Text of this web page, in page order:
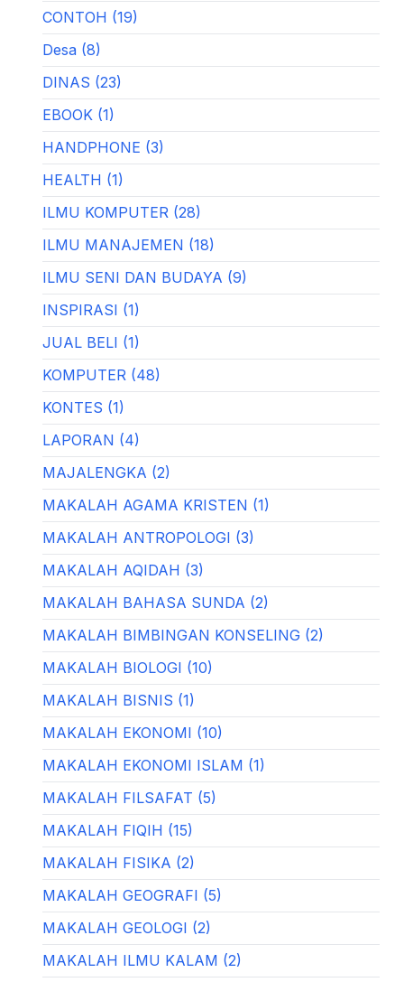
CONTOH (19)
Desa (8)
DINAS (23)
EBOOK (1)
HANDPHONE (3)
HEALTH (1)
ILMU KOMPUTER (28)
ILMU MANAJEMEN (18)
ILMU SENI DAN BUDAYA (9)
INSPIRASI (1)
JUAL BELI (1)
KOMPUTER (48)
KONTES (1)
LAPORAN (4)
MAJALENGKA (2)
MAKALAH AGAMA KRISTEN (1)
MAKALAH ANTROPOLOGI (3)
MAKALAH AQIDAH (3)
MAKALAH BAHASA SUNDA (2)
MAKALAH BIMBINGAN KONSELING (2)
MAKALAH BIOLOGI (10)
MAKALAH BISNIS (1)
MAKALAH EKONOMI (10)
MAKALAH EKONOMI ISLAM (1)
MAKALAH FILSAFAT (5)
MAKALAH FIQIH (15)
MAKALAH FISIKA (2)
MAKALAH GEOGRAFI (5)
MAKALAH GEOLOGI (2)
MAKALAH ILMU KALAM (2)